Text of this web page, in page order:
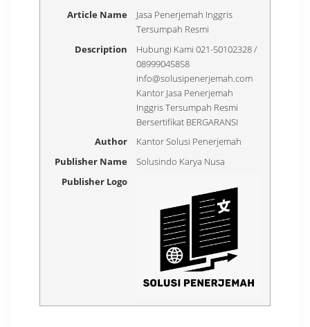
Article Name
Jasa Penerjemah Inggris
Tersumpah Resmi
Description
Hubungi Kami 021-50102328 /
08999045858
info@solusipenerjemah.com
Kantor Jasa Penerjemah
Inggris Tersumpah Resmi
Bersertifikat BERGARANSI
Author
Kantor Solusi Penerjemah
Publisher Name
Solusindo Karya Nusa
Publisher Logo